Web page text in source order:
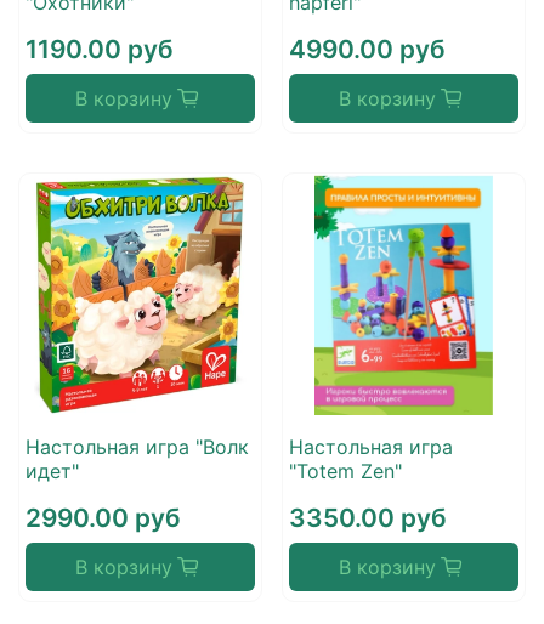
1190.00 руб
В корзину
4990.00 руб
В корзину
Настольная игра "Волк
идет"
2990.00 руб
В корзину
Настольная игра
"Totem Zen"
3350.00 руб
В корзину